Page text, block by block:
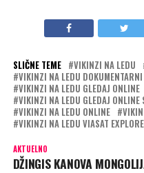
SLIČNE TEME VIKINZI NA LEDU
VIKINZI NA LEDU
VIKINZI NA LEDU GLEDAJ ONLINE
VIKINZI NA LEDU GLEDAJ ONLINE
VIKINZI NA LEDU ONLINE
VIKINZI NA LEDU VIASAT EXPLORE
AKTUELNO
DŽINGIS KANOVA